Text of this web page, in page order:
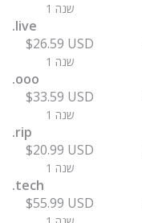
1 שנה
.live
$26.59 USD
1 שנה
.ooo
$33.59 USD
1 שנה
.rip
$20.99 USD
1 שנה
.tech
$55.99 USD